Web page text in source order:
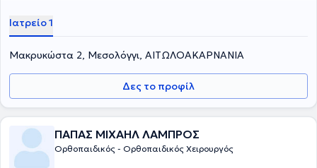
Ιατρείο 1
Μακρυκώστα 2, Μεσολόγγι, ΑΙΤΩΛΟΑΚΑΡΝΑΝΙΑ
Δες το προφίλ
ΠΑΠΑΣ ΜΙΧΑΗΛ ΛΑΜΠΡΟΣ
Ορθοπαιδικός - Ορθοπαιδικός Χειρουργός